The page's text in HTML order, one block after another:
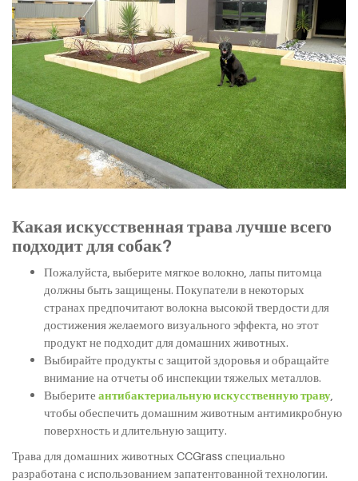
Какая искусственная трава лучше всего
подходит для собак?
Пожалуйста, выберите мягкое волокно, лапы питомца
должны быть защищены. Покупатели в некоторых
странах предпочитают волокна высокой твердости для
достижения желаемого визуального эффекта, но этот
продукт не подходит для домашних животных.
Выбирайте продукты с защитой здоровья и обращайте
внимание на отчеты об инспекции тяжелых металлов.
Выберите антибактериальную искусственную траву
чтобы обеспечить домашним животным антимикробную
поверхность и длительную защиту.
Трава для домашних животных CCGrass специально
разработана с использованием запатентованной технологии.